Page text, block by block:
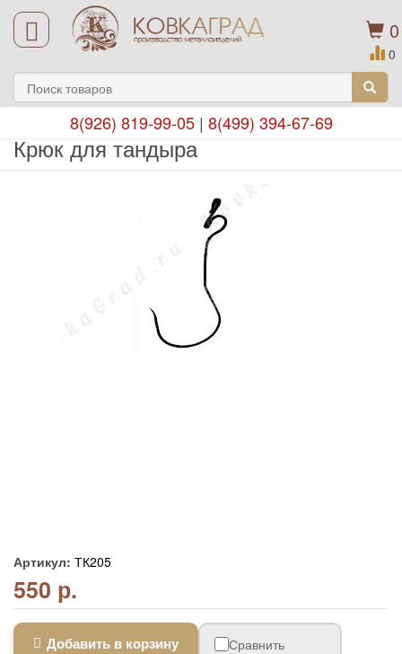
0
0
8(926) 819-99-05| 8(499) 394-67-69
Крюк для тандыра
Артикул: ТК205
550 р.
Добавить в корзину Сравнить